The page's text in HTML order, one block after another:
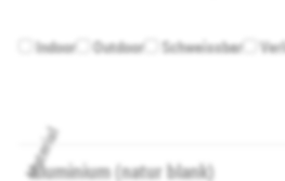
Indoor Outdoor Schweissbar
Material
Aluminium (natur blank)